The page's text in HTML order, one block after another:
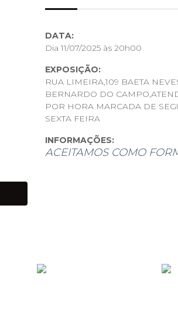
DATA:
Dia 11/07/2025 às 20h00
EXPOSIÇÃO:
RUA LIMEIRA,109 BAETA
BERNARDO DO
POR HORA MARCADA DE
SEXTA FEIRA
INFORMAÇÕES:
ACEITAMOS COMO
FOTOS OU
devem ser retirados em